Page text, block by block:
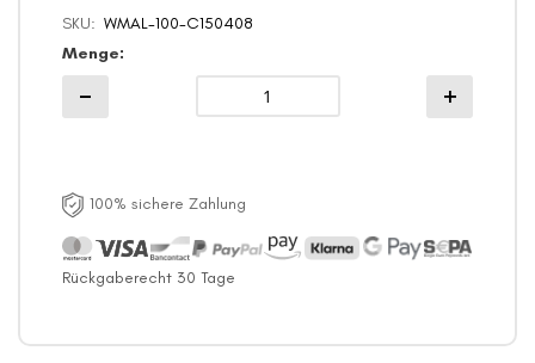
Rückgaberecht 30 Tage
SKU
WMAL-100-C150408
Menge
100% sichere Zahlung